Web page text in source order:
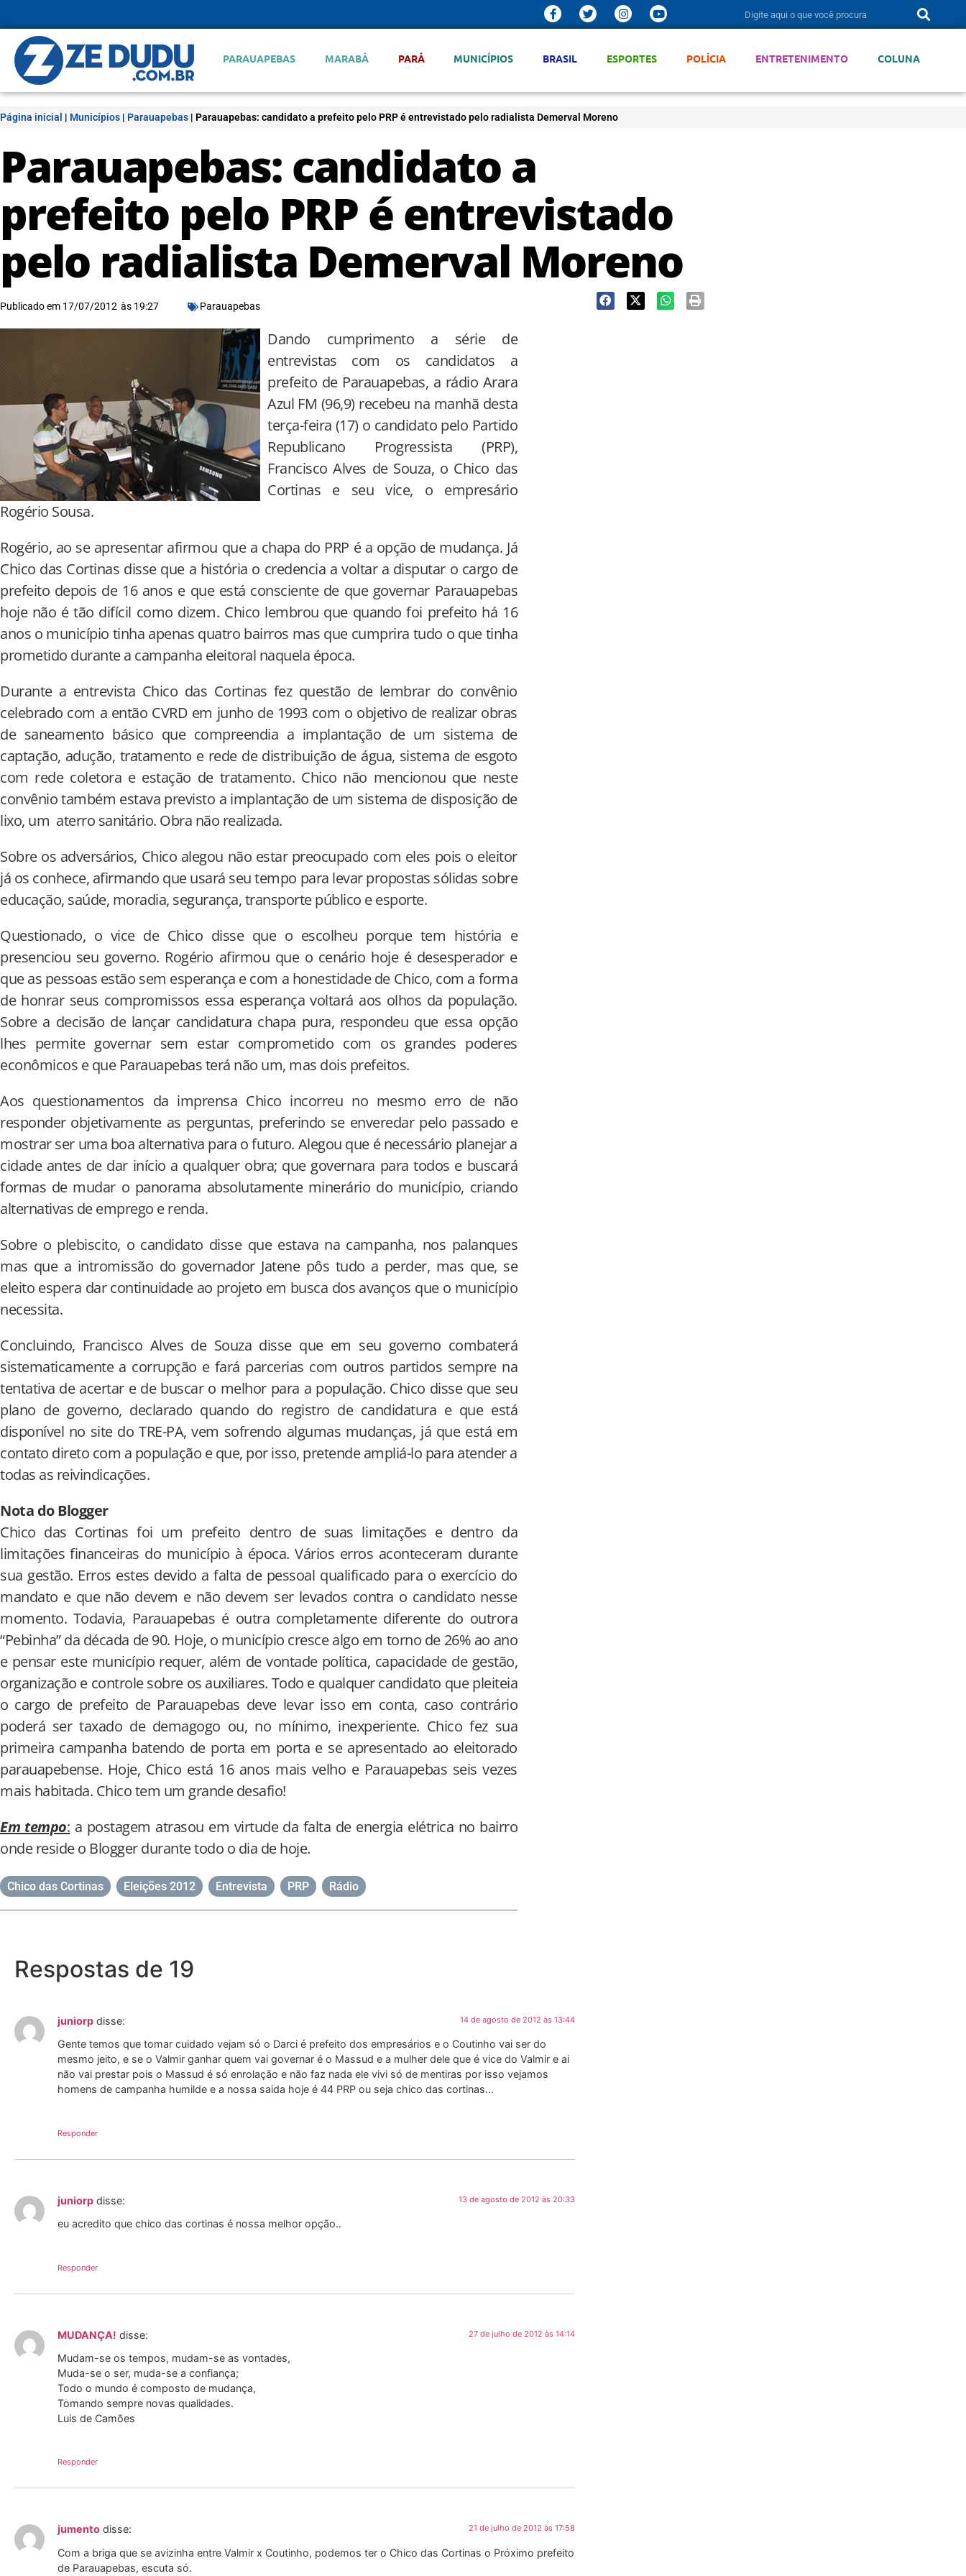
PARAUAPEBAS MARABÁ PARÁ MUNICÍPIOS BRASIL ESPORTES POLÍCIA ENTRETENIMENTO COLUNA
Página inicial | Municípios | Parauapebas | Parauapebas: candidato a prefeito pelo PRP é entrevistado pelo radialista Demerval Moreno
Parauapebas: candidato a
prefeito pelo PRP é entrevistado
pelo radialista Demerval Moreno
Publicado em 17/07/2012 às 19:27 Parauapebas
Dando cumprimento a série de
entrevistas com os candidatos a
prefeito de Parauapebas, a rádio Arara
Azul FM (96,9) recebeu na manhã desta
terça-feira (17) o candidato pelo Partido
Republicano Progressista (PRP),
Francisco Alves de Souza, o Chico das
Cortinas e seu vice, o empresário
Rogério Sousa.
Rogério, ao se apresentar afirmou que a chapa do PRP é a opção de mudança. Já
Chico das Cortinas disse que a história o credencia a voltar a disputar o cargo de
prefeito depois de 16 anos e que está consciente de que governar Parauapebas
hoje não é tão difícil como dizem. Chico lembrou que quando foi prefeito há 16
anos o município tinha apenas quatro bairros mas que cumprira tudo o que tinha
prometido durante a campanha eleitoral naquela época.
Durante a entrevista Chico das Cortinas fez questão de lembrar do convênio
celebrado com a então CVRD em junho de 1993 com o objetivo de realizar obras
de saneamento básico que compreendia a implantação de um sistema de
captação, adução, tratamento e rede de distribuição de água, sistema de esgoto
com rede coletora e estação de tratamento. Chico não mencionou que neste
convênio também estava previsto a implantação de um sistema de disposição de
lixo, um aterro sanitário. Obra não realizada.
Sobre os adversários, Chico alegou não estar preocupado com eles pois o eleitor
já os conhece, afirmando que usará seu tempo para levar propostas sólidas sobre
educação, saúde, moradia, segurança, transporte público e esporte.
Questionado, o vice de Chico disse que o escolheu porque tem história e
presenciou seu governo. Rogério afirmou que o cenário hoje é desesperador e
que as pessoas estão sem esperança e com a honestidade de Chico, com a forma
de honrar seus compromissos essa esperança voltará aos olhos da população.
Sobre a decisão de lançar candidatura chapa pura, respondeu que essa opção
lhes permite governar sem estar comprometido com os grandes poderes
econômicos e que Parauapebas terá não um, mas dois prefeitos.
Aos questionamentos da imprensa Chico incorreu no mesmo erro de não
responder objetivamente as perguntas, preferindo se enveredar pelo passado e
mostrar ser uma boa alternativa para o futuro. Alegou que é necessário planejar a
cidade antes de dar início a qualquer obra; que governara para todos e buscará
formas de mudar o panorama absolutamente minerário do município, criando
alternativas de emprego e renda.
Sobre o plebiscito, o candidato disse que estava na campanha, nos palanques
mas que a intromissão do governador Jatene pôs tudo a perder, mas que, se
eleito espera dar continuidade ao projeto em busca dos avanços que o município
necessita.
Concluindo, Francisco Alves de Souza disse que em seu governo combaterá
sistematicamente a corrupção e fará parcerias com outros partidos sempre na
tentativa de acertar e de buscar o melhor para a população. Chico disse que seu
plano de governo, declarado quando do registro de candidatura e que está
disponível no site do TRE-PA, vem sofrendo algumas mudanças, já que está em
contato direto com a população e que, por isso, pretende ampliá-lo para atender a
todas as reivindicações.
Nota do Blogger
Chico das Cortinas foi um prefeito dentro de suas limitações e dentro da
limitações financeiras do município à época. Vários erros aconteceram durante
sua gestão. Erros estes devido a falta de pessoal qualificado para o exercício do
mandato e que não devem e não devem ser levados contra o candidato nesse
momento. Todavia, Parauapebas é outra completamente diferente do outrora
“Pebinha” da década de 90. Hoje, o município cresce algo em torno de 26% ao ano
e pensar este município requer, além de vontade política, capacidade de gestão,
organização e controle sobre os auxiliares. Todo e qualquer candidato que pleiteia
o cargo de prefeito de Parauapebas deve levar isso em conta, caso contrário
poderá ser taxado de demagogo ou, no mínimo, inexperiente. Chico fez sua
primeira campanha batendo de porta em porta e se apresentado ao eleitorado
parauapebense. Hoje, Chico está 16 anos mais velho e Parauapebas seis vezes
mais habitada. Chico tem um grande desafio!
Em tempo: a postagem atrasou em virtude da falta de energia elétrica no bairro
onde reside o Blogger durante todo o dia de hoje.
Chico das Cortinas Eleições 2012 Entrevista PRP Rádio
Respostas de 19
juniorp disse: 14 de agosto de 2012 às 13:44
Gente temos que tomar cuidado vejam só o Darci é prefeito dos empresários e o Coutinho vai ser do
mesmo jeito, e se o Valmir ganhar quem vai governar é o Massud e a mulher dele que é vice do Valmir e ai
não vai prestar pois o Massud é só enrolação e não faz nada ele vivi só de mentiras por isso vejamos
homens de campanha humilde e a nossa saida hoje é 44 PRP ou seja chico das cortinas…
Responder
juniorp disse: 13 de agosto de 2012 às 20:33
eu acredito que chico das cortinas é nossa melhor opção..
Responder
MUDANÇA! disse: 27 de julho de 2012 às 14:14
Mudam-se os tempos, mudam-se as vontades,
Muda-se o ser, muda-se a confiança;
Todo o mundo é composto de mudança,
Tomando sempre novas qualidades.
Luis de Camões
Responder
jumento disse: 21 de julho de 2012 às 17:58
Com a briga que se avizinha entre Valmir x Coutinho, podemos ter o Chico das Cortinas o Próximo prefeito
de Parauapebas, escuta só.